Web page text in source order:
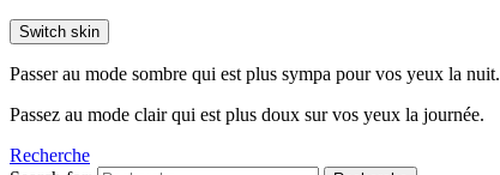
Switch skin
Passer au mode sombre qui est plus sympa pour vos yeux la nuit.
Passez au mode clair qui est plus doux sur vos yeux la journée.
Recherche